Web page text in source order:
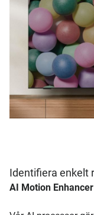
Identifiera enkelt
AI Motion